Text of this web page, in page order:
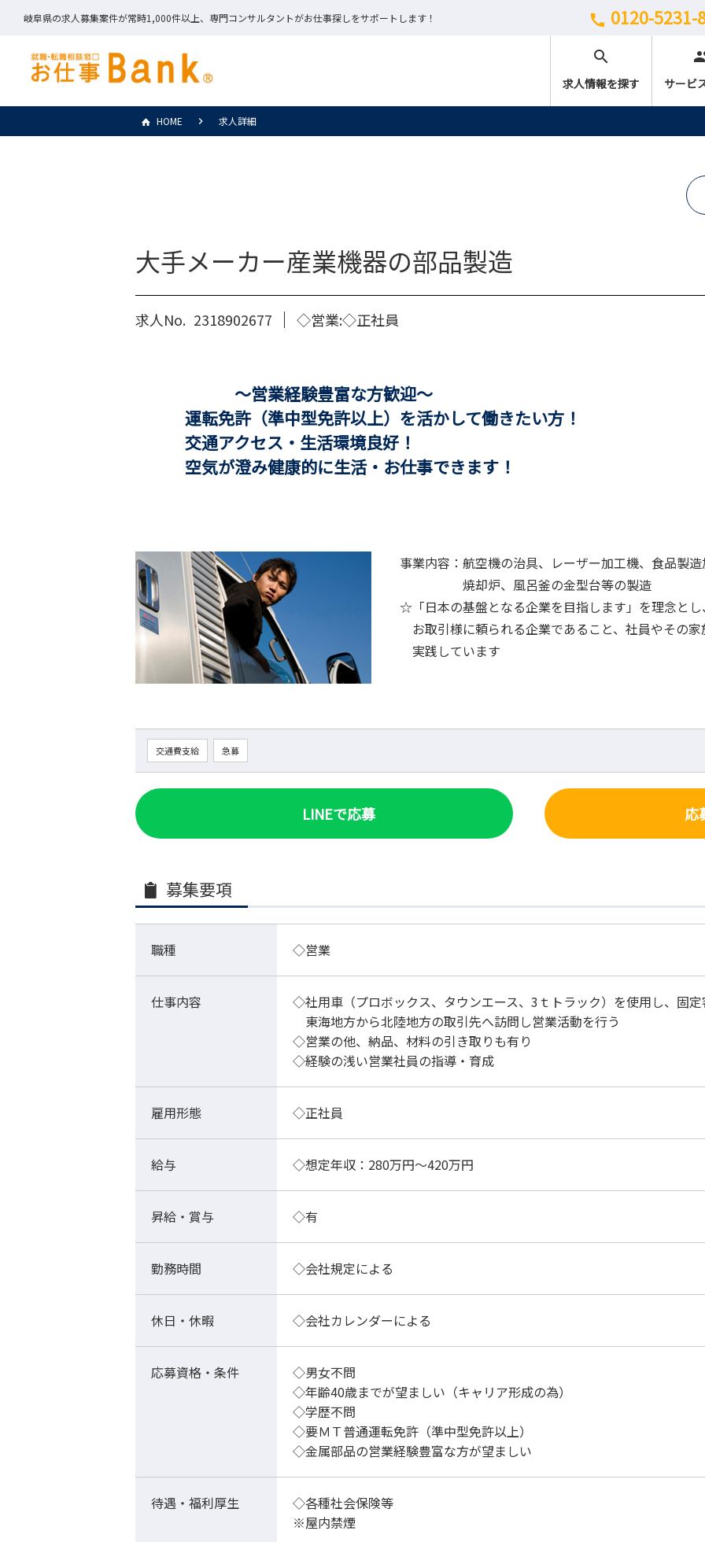
岐阜県の求人募集案件が常時1,000件以上、専門コンサルタントがお仕事探しをサポートします！ call 0120-5231-
search
求人情報を探す サービ
HOME 求人詳細
大手メーカー産業機器の部品製造
求人No. 2318902677 ◇営業:◇正社員
～営業経験豊富な方歓迎～
運転免許（準中型免許以上）を活かして働きたい方！
交通アクセス・生活環境良好！
空気が澄み健康的に生活・お仕事できます！
事業内容：航空機の治具、レーザー加工機、食品製造
焼却炉、風呂釜の金型台等の製造
☆「日本の基盤となる企業を目指します」を理念とし
お取引様に頼られる企業であること、社員やその家
実践しています
交通費支給 急募
LINEで応募 応
募集要項
職種 ◇営業
仕事内容
◇社用車（プロボックス、タウンエース、3ｔトラック）を使用し、固
東海地方から北陸地方の取引先へ訪問し営業活動を行う
◇営業の他、納品、材料の引き取りも有り
◇経験の浅い営業社員の指導・育成
雇用形態 ◇正社員
給与 ◇想定年収：280万円～420万円
昇給・賞与 ◇有
勤務時間 ◇会社規定による
休日・休暇 ◇会社カレンダーによる
応募資格・条件
◇男女不問
◇年齢40歳までが望ましい（キャリア形成の為）
◇学歴不問
◇要ＭＴ普通運転免許（準中型免許以上）
◇金属部品の営業経験豊富な方が望ましい
待遇・福利厚生
◇各種社会保険等
※屋内禁煙